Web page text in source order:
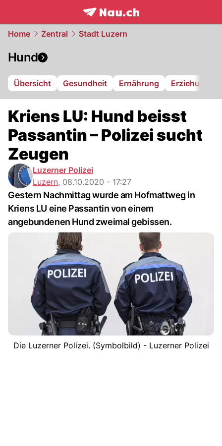
frontpage.NAU.ch
Home Zentral Stadt Luzern
Hund
Übersicht Gesundheit Ernährung Erziehung
Kriens LU: Hund beisst
Passantin – Polizei sucht
Zeugen
Luzerner Polizei
Luzern, 08.10.2020 - 17:27
Gestern Nachmittag wurde am Hofmattweg in
Kriens LU eine Passantin von einem
angebundenen Hund zweimal gebissen.
Die Luzerner Polizei. (Symbolbild) - Luzerner Polizei